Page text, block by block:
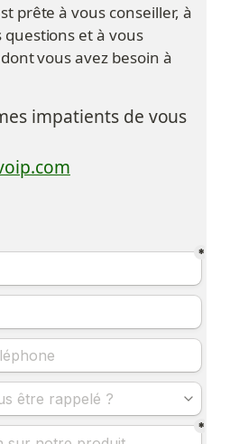
prête à vous conseiller, à
et à vous
vous avez besoin à
impatients de vous